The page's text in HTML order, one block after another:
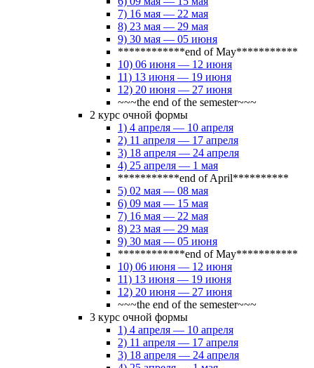
7) 16 мая — 22 мая
8) 23 мая — 29 мая
9) 30 мая — 05 июня
************end of May***********
10) 06 июня — 12 июня
11) 13 июня — 19 июня
12) 20 июня — 27 июня
~~~the end of the semester~~~
2 курс очной формы
1) 4 апреля — 10 апреля
2) 11 апреля — 17 апреля
3) 18 апреля — 24 апреля
4) 25 апреля — 1 мая
***********end of April**********
5) 02 мая — 08 мая
6) 09 мая — 15 мая
7) 16 мая — 22 мая
8) 23 мая — 29 мая
9) 30 мая — 05 июня
************end of May***********
10) 06 июня — 12 июня
11) 13 июня — 19 июня
12) 20 июня — 27 июня
~~~the end of the semester~~~
3 курс очной формы
1) 4 апреля — 10 апреля
2) 11 апреля — 17 апреля
3) 18 апреля — 24 апреля